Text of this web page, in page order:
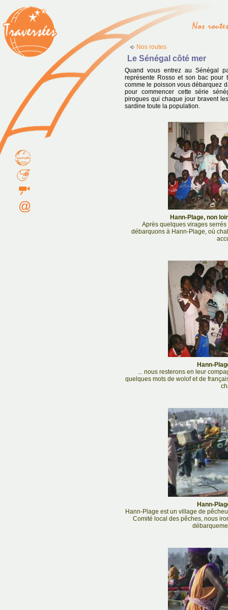
Nos routes
Le Sénégal côté mer
Quand vous entrez au Sénégal
représente Rosso et son bac pour
comme le poisson vous débarquez
pour commencer cette série
pirogues qui chaque jour bravent
sardine toute la population.
Hann-Plage, non
Après quelques virages
débarquons à Hann-Plage, où
Hann-
... nous resterons en leur
quelques mots de wolof et de
Hann-
Hann-Plage est un village de
Comité local des pêches, nous